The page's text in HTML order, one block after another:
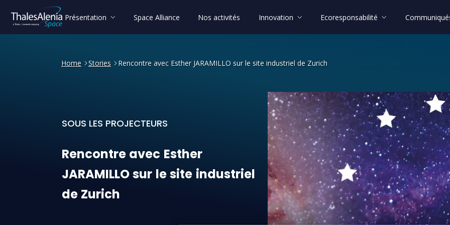
Présentation Space Alliance Nos activités Innovation Ecoresponsabilité
Home Stories Rencontre avec Esther JARAMILLO sur le site industriel de Zurich
SOUS LES PROJECTEURS
Rencontre avec Esther JARAMILLO sur le site industriel de Zurich
Rencontre avec Esther
JARAMILLOsur lesite industriel
de Zurich